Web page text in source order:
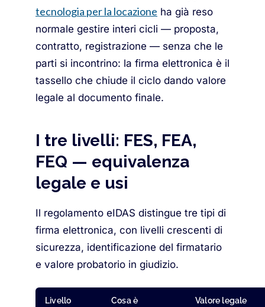
tecnologia per la locazione ha già reso
normale gestire interi cicli — proposta,
contratto, registrazione — senza che le
parti si incontrino: la firma elettronica è il
tassello che chiude il ciclo dando valore
legale al documento finale.
I tre livelli: FES, FEA,
FEQ — equivalenza
legale e usi
Il regolamento eIDAS distingue tre tipi di
firma elettronica, con livelli crescenti di
sicurezza, identificazione del firmatario
e valore probatorio in giudizio.
Livello Cosa è Valore legale